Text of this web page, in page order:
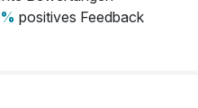
positives Feedback